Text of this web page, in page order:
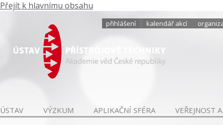
Přejít k hlavnímu obsahu
přihlášení kalendář akcí
ÚSTAV VÝZKUM APLIKAČNÍ SFÉRA VEŘEJNOST